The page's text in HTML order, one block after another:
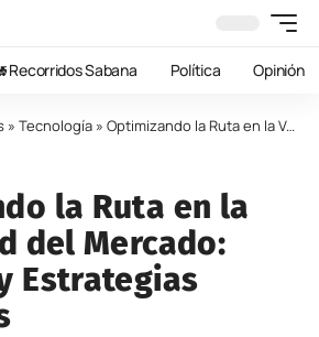
Recorridos Sabana Política Opinión
» Tecnología » Optimizando la Ruta en la Volatilidad del Mercado: Consejos y Estrategias Esenciales
la Ruta en la
del Mercado:
Estrategias